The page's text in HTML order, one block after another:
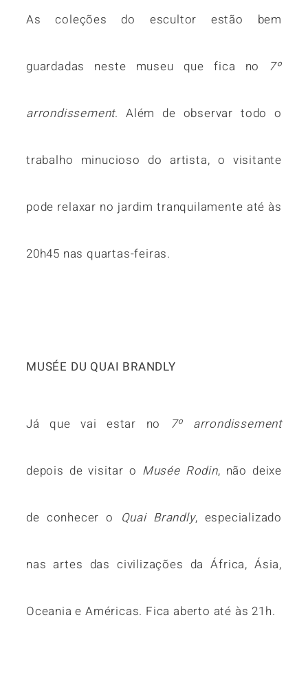
As coleções do escultor estão bem
guardadas neste museu que fica no 7º
arrondissement. Além de observar todo o
trabalho minucioso do artista, o visitante
pode relaxar no jardim tranquilamente até às
20h45 nas quartas-feiras.
MUSÉE DU QUAI BRANDLY
Já que vai estar no 7º arrondissement
depois de visitar o Musée Rodin, não deixe
de conhecer o Quai Brandly, especializado
nas artes das civilizações da África, Ásia,
Oceania e Américas. Fica aberto até às 21h.